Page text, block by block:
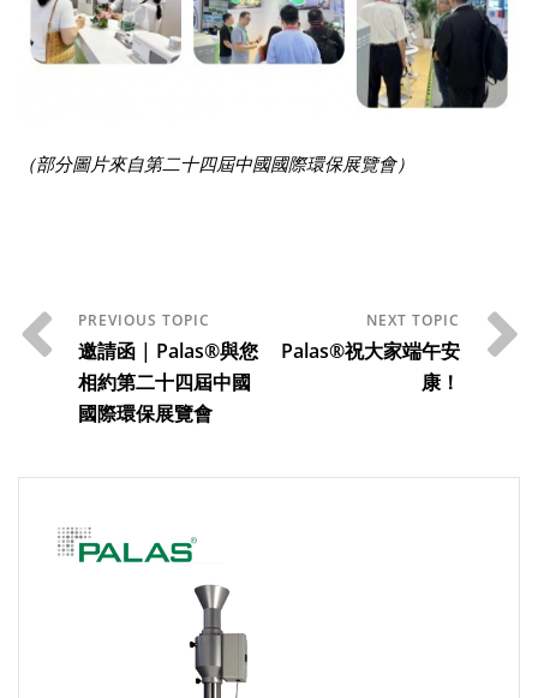
（部分圖片來自第二十四屆中國國際環保展覽會）
邀請函 | Palas®與您
相約第二十四屆中國
國際環保展覽會
Palas®祝大家端午安
康！